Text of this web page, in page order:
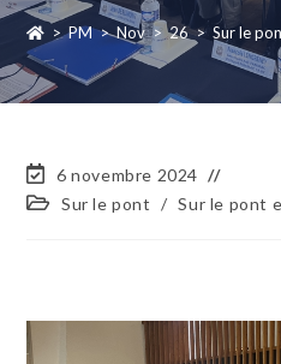
> PM > Nov > 26 > Sur le
6 novembre 2024
Sur le pont
/ Sur le pont